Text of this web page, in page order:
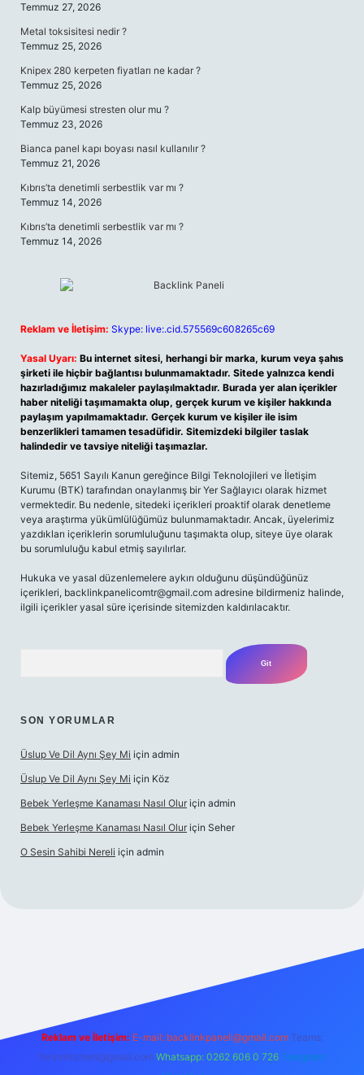
Temmuz 27, 2026
Metal toksisitesi nedir ?
Temmuz 25, 2026
Knipex 280 kerpeten fiyatları ne kadar ?
Temmuz 25, 2026
Kalp büyümesi stresten olur mu ?
Temmuz 23, 2026
Bianca panel kapı boyası nasıl kullanılır ?
Temmuz 21, 2026
Kıbrıs’ta denetimli serbestlik var mı ?
Temmuz 14, 2026
Kıbrıs’ta denetimli serbestlik var mı ?
Temmuz 14, 2026
Reklam ve İletişim: Skype: live:.cid.575569c608265c69
Yasal Uyarı: Bu internet sitesi, herhangi bir marka, kurum veya şahıs
şirketi ile hiçbir bağlantısı bulunmamaktadır. Sitede yalnızca kendi
hazırladığımız makaleler paylaşılmaktadır. Burada yer alan içerikler
haber niteliği taşımamakta olup, gerçek kurum ve kişiler hakkında
paylaşım yapılmamaktadır. Gerçek kurum ve kişiler ile isim
benzerlikleri tamamen tesadüfidir. Sitemizdeki bilgiler taslak
halindedir ve tavsiye niteliği taşımazlar.
Sitemiz, 5651 Sayılı Kanun gereğince Bilgi Teknolojileri ve İletişim
Kurumu (BTK) tarafından onaylanmış bir Yer Sağlayıcı olarak hizmet
vermektedir. Bu nedenle, sitedeki içerikleri proaktif olarak denetleme
veya araştırma yükümlülüğümüz bulunmamaktadır. Ancak, üyelerimiz
yazdıkları içeriklerin sorumluluğunu taşımakta olup, siteye üye olarak
bu sorumluluğu kabul etmiş sayılırlar.
Hukuka ve yasal düzenlemelere aykırı olduğunu düşündüğünüz
içerikleri, backlinkpanelicomtr@gmail.com adresine bildirmeniz halinde,
ilgili içerikler yasal süre içerisinde sitemizden kaldırılacaktır.
SON YORUMLAR
Üslup Ve Dil Aynı Şey Mi için admin
Üslup Ve Dil Aynı Şey Mi için Köz
Bebek Yerleşme Kanaması Nasıl Olur için admin
Bebek Yerleşme Kanaması Nasıl Olur için Seher
O Sesin Sahibi Nereli için admin
Reklam ve İletişim: E-mail: backlinkpaneli@gmail.com Teams:
forumhizmeti@gmail.com Whatsapp: 0262 606 0 726 Telegram: